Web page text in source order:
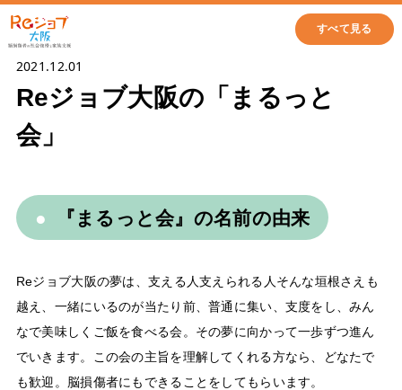
すべて見る
2021.12.01
Reジョブ大阪の「まるっと
会」
『まるっと会』の名前の由来
Reジョブ大阪の夢は、支える人支えられる人そんな垣根さえも
越え、一緒にいるのが当たり前、普通に集い、支度をし、みん
なで美味しくご飯を食べる会。その夢に向かって一歩ずつ進ん
でいきます。この会の主旨を理解してくれる方なら、どなたで
も歓迎。脳損傷者にもできることをしてもらいます。